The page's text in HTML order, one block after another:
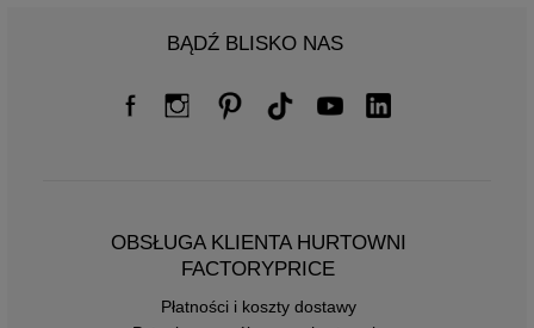
BĄDŹ BLISKO NAS
OBSŁUGA KLIENTA HURTOWNI
FACTORYPRICE
Płatności i koszty dostawy